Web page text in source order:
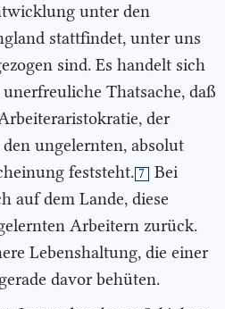
unter den
stattfindet, unter uns
sind. Es handelt sich
Thatsache, daß
der
ungelernten, absolut
feststeht. 7
Bei
auf dem Lande, diese
Arbeitern zurück.
Lebenshaltung, die einer
davor behüten.